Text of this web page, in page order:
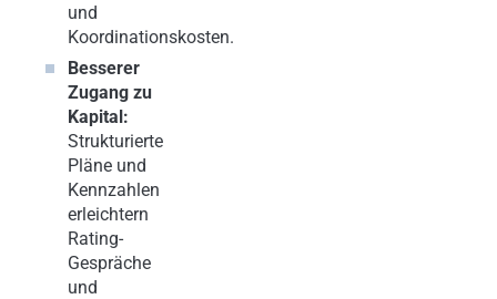
und
Koordinationskosten.
Besserer
Zugang zu
Kapital:
Strukturierte
Pläne und
Kennzahlen
erleichtern
Rating-
Gespräche
und